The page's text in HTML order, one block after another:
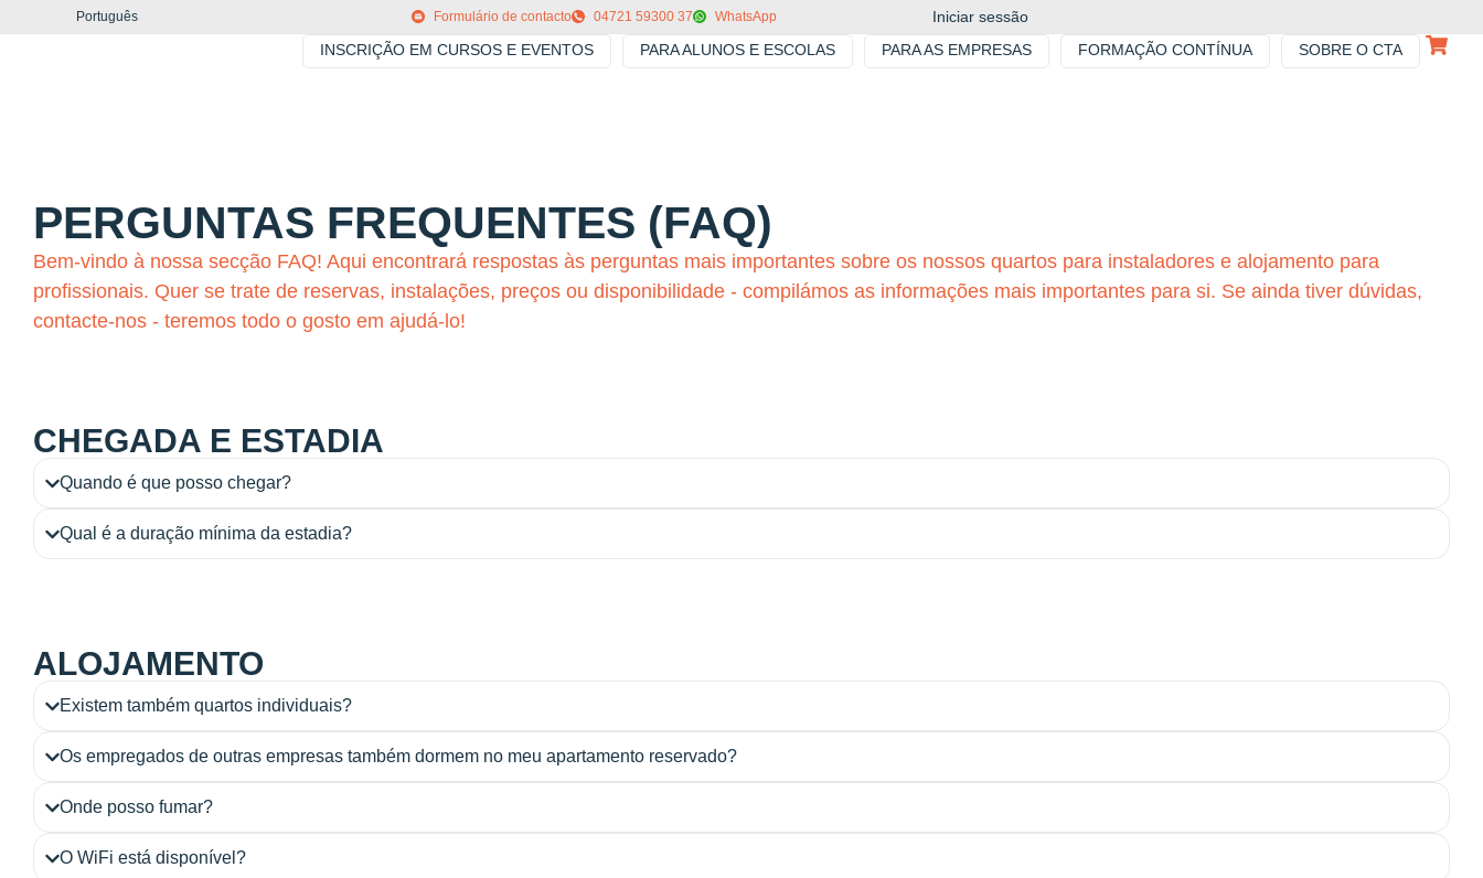
Português Formulário de contacto 04721 59300 37 WhatsApp
Iniciar sessão
INSCRIÇÃO EM CURSOS E EVENTOS
PARA ALUNOS E ESCOLAS PARA AS EMPRESAS FORMAÇÃO CONTÍNUA SOBRE O CTA
PERGUNTAS FREQUENTES (FAQ)
Bem-vindo à nossa secção FAQ! Aqui encontrará respostas às perguntas mais importantes sobre os nossos quartos para instaladores e alojamento para
profissionais. Quer se trate de reservas, instalações, preços ou disponibilidade - compilámos as informações mais importantes para si. Se ainda tiver dúvidas,
contacte-nos - teremos todo o gosto em ajudá-lo!
CHEGADA E ESTADIA
Quando é que posso chegar?
Qual é a duração mínima da estadia?
ALOJAMENTO
Existem também quartos individuais?
Os empregados de outras empresas também dormem no meu apartamento reservado?
Onde posso fumar?
O WiFi está disponível?